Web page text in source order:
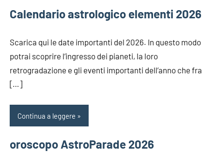
Calendario astrologico elementi 2026
Scarica qui le date importanti del 2026. In questo modo
potrai scoprire l’ingresso dei pianeti, la loro
retrogradazione e gli eventi importanti dell’anno che fra
[…]
Continua a leggere
oroscopo AstroParade 2026